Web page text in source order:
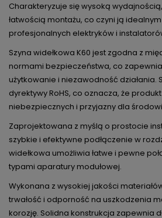
Charakteryzuje się wysoką
łatwością montażu, co czyni ją
profesjonalnych elektryków i
Szyna widełkowa K60 jest zgodna z
normami bezpieczeństwa, co
użytkowanie i niezawodność działania.
dyrektywy RoHS, co oznacza, że
niebezpiecznych i przyjazny dla
Zaprojektowana z myślą o prostocie
szybkie i efektywne podłączenie w
widełkowa umożliwia łatwe i pewne
typami aparatury modułowej.
Wykonana z wysokiej jakości
trwałość i odporność na uszkodzenia
korozję. Solidna konstrukcja zapewnia